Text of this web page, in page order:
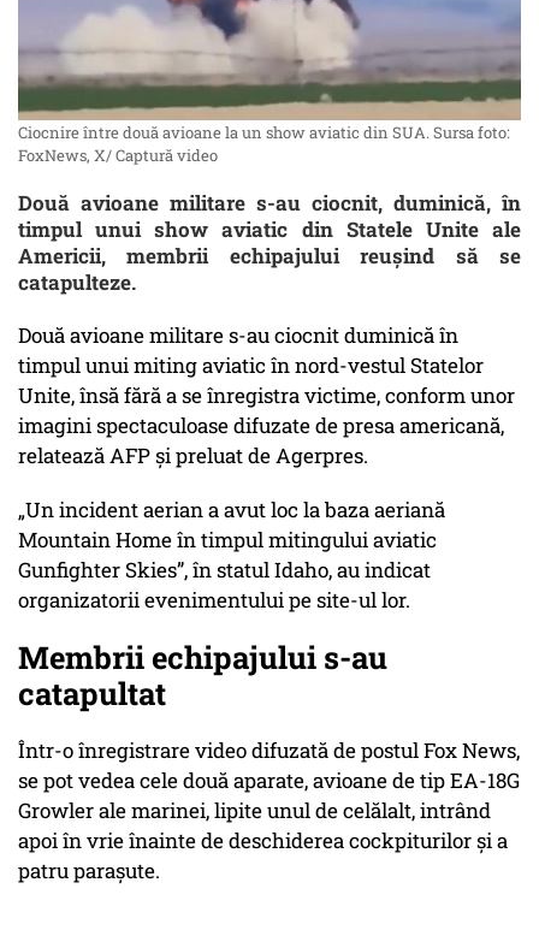
Ciocnire între două avioane la un show aviatic din SUA. Sursa foto:
FoxNews, X/ Captură video
Două avioane militare s-au ciocnit, duminică, în
timpul unui show aviatic din Statele Unite ale
Americii, membrii echipajului reușind să se
catapulteze.
Două avioane militare s-au ciocnit duminică în
timpul unui miting aviatic în nord-vestul Statelor
Unite, însă fără a se înregistra victime, conform unor
imagini spectaculoase difuzate de presa americană,
relatează AFP și preluat de Agerpres.
„Un incident aerian a avut loc la baza aeriană
Mountain Home în timpul mitingului aviatic
Gunfighter Skies”, în statul Idaho, au indicat
organizatorii evenimentului pe site-ul lor.
Membrii echipajului s-au
catapultat
Într-o înregistrare video difuzată de postul Fox News,
se pot vedea cele două aparate, avioane de tip EA-18G
Growler ale marinei, lipite unul de celălalt, intrând
apoi în vrie înainte de deschiderea cockpiturilor şi a
patru paraşute.